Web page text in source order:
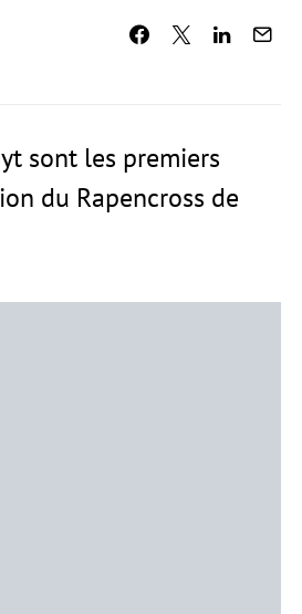
sont les premiers
du Rapencross de